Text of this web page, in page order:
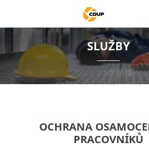
SLUŽBY
OCHRANA
PRACOVNÍKŮ